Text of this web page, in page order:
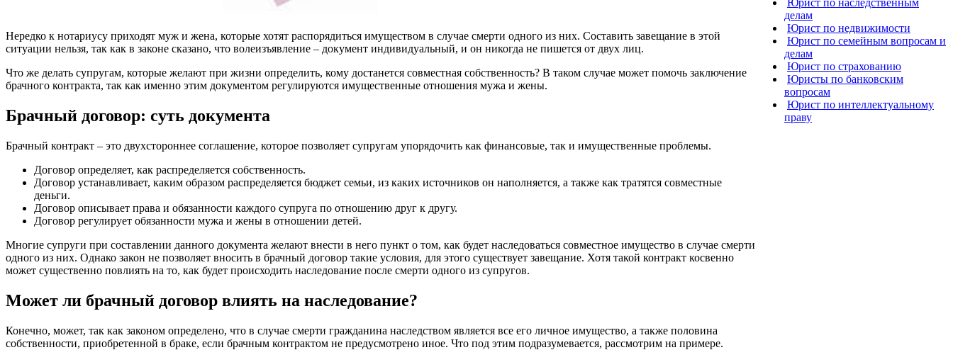
Нередко к нотариусу приходят муж и жена, которые хотят распорядиться имуществом в случае смерти одного из них. Составить завещание в этой
ситуации нельзя, так как в законе сказано, что волеизъявление – документ индивидуальный, и он никогда не пишется от двух лиц.
Что же делать супругам, которые желают при жизни определить, кому достанется совместная собственность? В таком случае может помочь заключение
брачного контракта, так как именно этим документом регулируются имущественные отношения мужа и жены.
Брачный договор: суть документа
Брачный контракт – это двухстороннее соглашение, которое позволяет супругам упорядочить как финансовые, так и имущественные проблемы.
Договор определяет, как распределяется собственность.
Договор устанавливает, каким образом распределяется бюджет семьи, из каких источников он наполняется, а также как тратятся совместные
деньги.
Договор описывает права и обязанности каждого супруга по отношению друг к другу.
Договор регулирует обязанности мужа и жены в отношении детей.
Многие супруги при составлении данного документа желают внести в него пункт о том, как будет наследоваться совместное имущество в случае смерти
одного из них. Однако закон не позволяет вносить в брачный договор такие условия, для этого существует завещание. Хотя такой контракт косвенно
может существенно повлиять на то, как будет происходить наследование после смерти одного из супругов.
Может ли брачный договор влиять на наследование?
Конечно, может, так как законом определено, что в случае смерти гражданина наследством является все его личное имущество, а также половина
собственности, приобретенной в браке, если брачным контрактом не предусмотрено иное. Что под этим подразумевается, рассмотрим на примере.
Юрист по наследственным
делам
Юрист по недвижимости
Юрист по семейным вопросам и
делам
Юрист по страхованию
Юристы по банковским
вопросам
Юрист по интеллектуальному
праву